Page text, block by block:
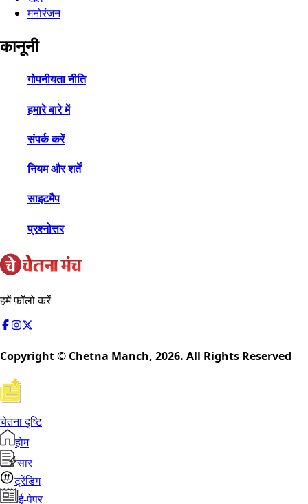
मनोरंजन
कानूनी
गोपनीयता नीति
हमारे बारे में
संपर्क करें
नियम और शर्तें
साइटमैप
प्रश्नोत्तर
हमें फ़ॉलो करें
Copyright © Chetna Manch, 2026. All Rights Reserved
चेतना दृष्टि
होम
सार
ट्रेंडिंग
ई-पेपर